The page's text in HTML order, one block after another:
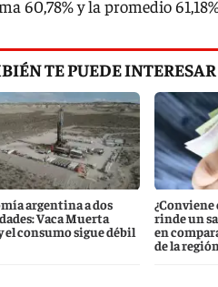
60,78% y la promedio
TE PUEDE INTERESAR
argentina a dos
Vaca Muerta
el consumo sigue débil
rinde un
en
de la región